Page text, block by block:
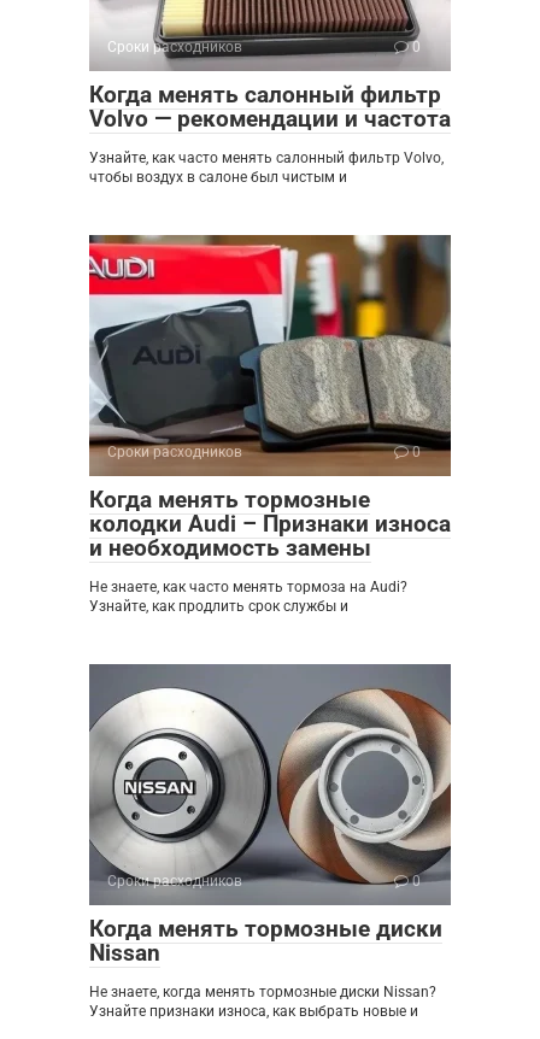
Сроки расходников 0
Когда менять салонный фильтр
Volvo — рекомендации и частота
Узнайте, как часто менять салонный фильтр Volvo,
чтобы воздух в салоне был чистым и
Сроки расходников 0
Когда менять тормозные
колодки Audi – Признаки износа
и необходимость замены
Не знаете, как часто менять тормоза на Audi?
Узнайте, как продлить срок службы и
Сроки расходников 0
Когда менять тормозные диски
Nissan
Не знаете, когда менять тормозные диски Nissan?
Узнайте признаки износа, как выбрать новые и